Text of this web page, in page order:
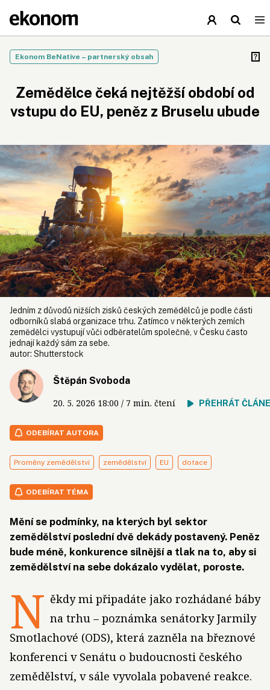
Ekonom BeNative – partnerský obsah
Zemědělce čeká nejtěžší období od
vstupu do EU, peněz z Bruselu ubude
Jedním z důvodů nižších zisků českých zemědělců je podle části
odborníků slabá organizace trhu. Zatímco v některých zemích
zemědělci vystupují vůči odběratelům společně, v Česku často
jednají každý sám za sebe.
autor: Shutterstock
Štěpán Svoboda
20. 5. 2026 18:00 / 7 min. čtení PŘEHRÁT
ODEBÍRAT AUTORA
Proměny zemědělství zemědělství EU dotace
ODEBÍRAT TÉMA
Mění se podmínky, na kterých byl sektor
zemědělství poslední dvě dekády postavený. Peněz
bude méně, konkurence silnější a tlak na to, aby si
zemědělství na sebe dokázalo vydělat, poroste.
N ěkdy mi připadáte jako rozhádané báby
na trhu – poznámka senátorky Jarmily
Smotlachové (ODS), která zazněla na březnové
konferenci v Senátu o budoucnosti českého
zemědělství, v sále vyvolala pobavené reakce.